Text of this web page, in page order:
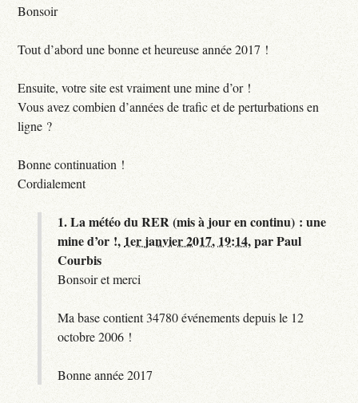
Bonsoir
Tout d’abord une bonne et heureuse année 2017 !
Ensuite, votre site est vraiment une mine d’or !
Vous avez combien d’années de trafic et de perturbations en
ligne ?
Bonne continuation !
Cordialement
1.La météo du RER (mis à jour en continu) : une
mine d’or !, 1er janvier 2017, 19:14,parPaul
Courbis
Bonsoir et merci
Ma base contient 34780 événements depuis le 12
octobre 2006 !
Bonne année 2017